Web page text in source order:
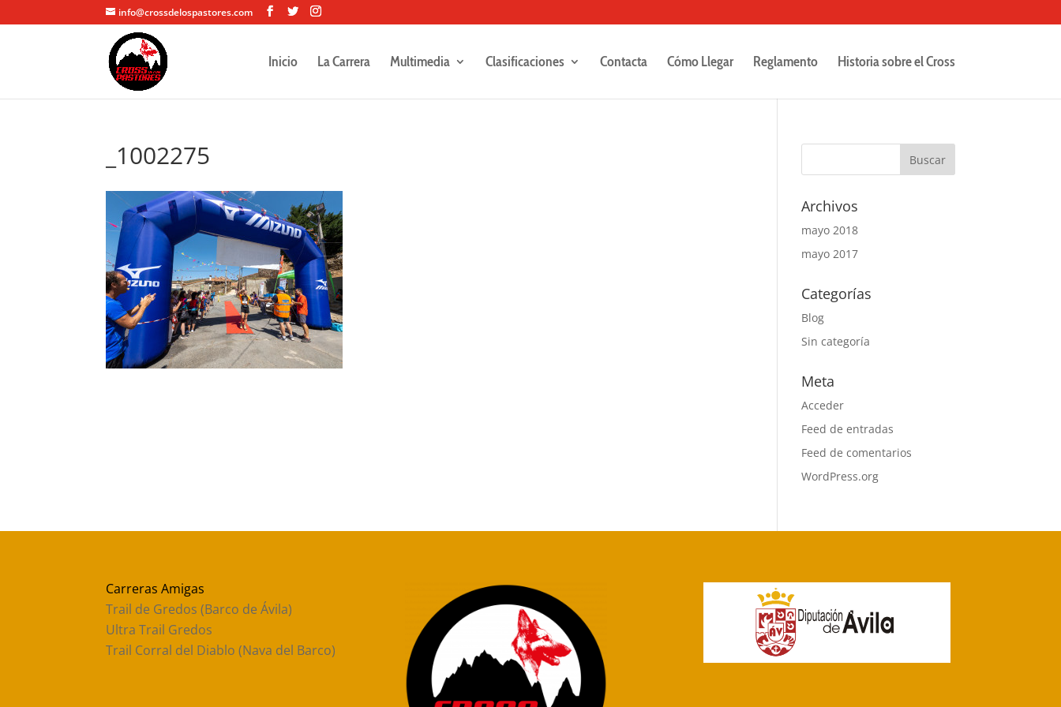
info@crossdelospastores.com
Inicio La Carrera Multimedia Clasificaciones Contacta Cómo Llegar Reglamento Historia sobre el Cross
_1002275
Archivos
mayo 2018
mayo 2017
Categorías
Blog
Sin categoría
Meta
Acceder
Feed de entradas
Feed de comentarios
WordPress.org
Carreras Amigas
Trail de Gredos (Barco de Ávila)
Ultra Trail Gredos
Trail Corral del Diablo (Nava del Barco)